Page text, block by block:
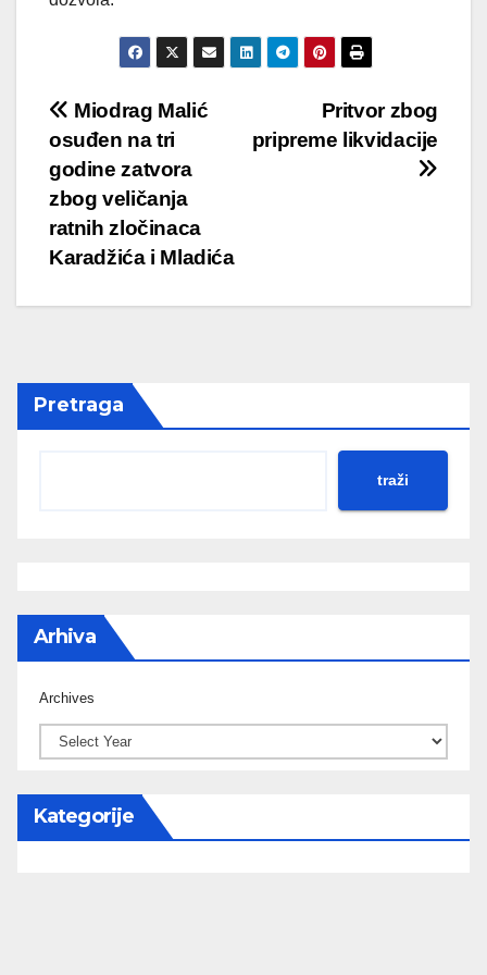
Post
navigation
Pritvor zbog
pripreme likvidacije
Miodrag Malić
osuđen na tri
godine zatvora
zbog veličanja
ratnih zločinaca
Karadžića i Mladića
Pretraga
traži
Arhiva
Archives
Kategorije